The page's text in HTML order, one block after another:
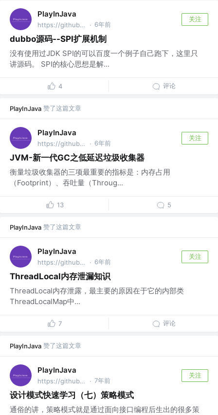
PlayInJava
https://github.com/fantj2016/java-reader @alibaba · 6年前
关注
dubbo源码--SPI扩展机制
没有使用过JDK SPI的可以百度一个例子自己跑下，这里只
讲源码。 SPI的核心思想是解...
4 评论
PlayInJava 赞了这篇文章
PlayInJava
https://github.com/fantj2016/java-reader @alibaba · 6年前
关注
JVM-新一代GC之低延迟垃圾收集器
衡量垃圾收集器的三项最重要的指标是：内存占用
（Footprint）、吞吐量（Throug...
13 5
PlayInJava 赞了这篇文章
PlayInJava
https://github.com/fantj2016/java-reader @alibaba · 6年前
关注
ThreadLocal内存泄漏知识
ThreadLocal内存泄露，最主要的原因在于它的内部类
ThreadLocalMap中...
7 评论
PlayInJava 赞了这篇文章
PlayInJava
https://github.com/fantj2016/java-reader @alibaba · 7年前
关注
设计模式快速学习（七）策略模式
通俗的讲，策略模式就是通过面向接口编程后生出的很多策